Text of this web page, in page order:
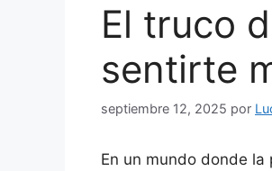
El truco
sentirte
septiembre 12, 2025 por
En un mundo donde